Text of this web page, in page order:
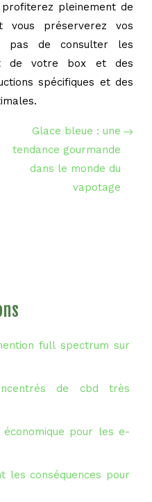
pleinement de
vous préserverez vos
pas de consulter les
de votre box et des
spécifiques et des
Glace bleue : une
tendance gourmande
dans le monde du
vapotage
full spectrum sur
de cbd très
pour les e-
les conséquences pour